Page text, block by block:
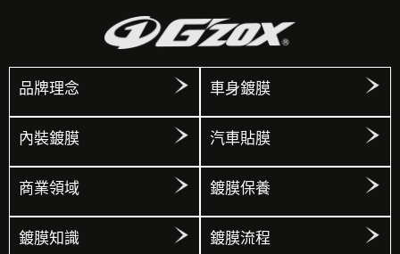
品牌理念 車身鍍膜
內裝鍍膜 汽車貼膜
商業領域 鍍膜保養
鍍膜知識 鍍膜流程